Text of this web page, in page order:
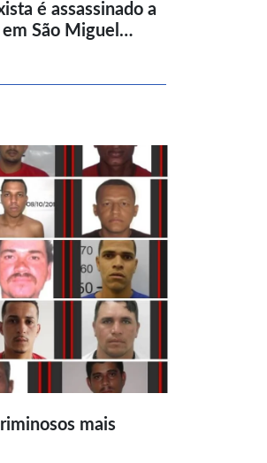
é assassinado a
em São Miguel…
mais